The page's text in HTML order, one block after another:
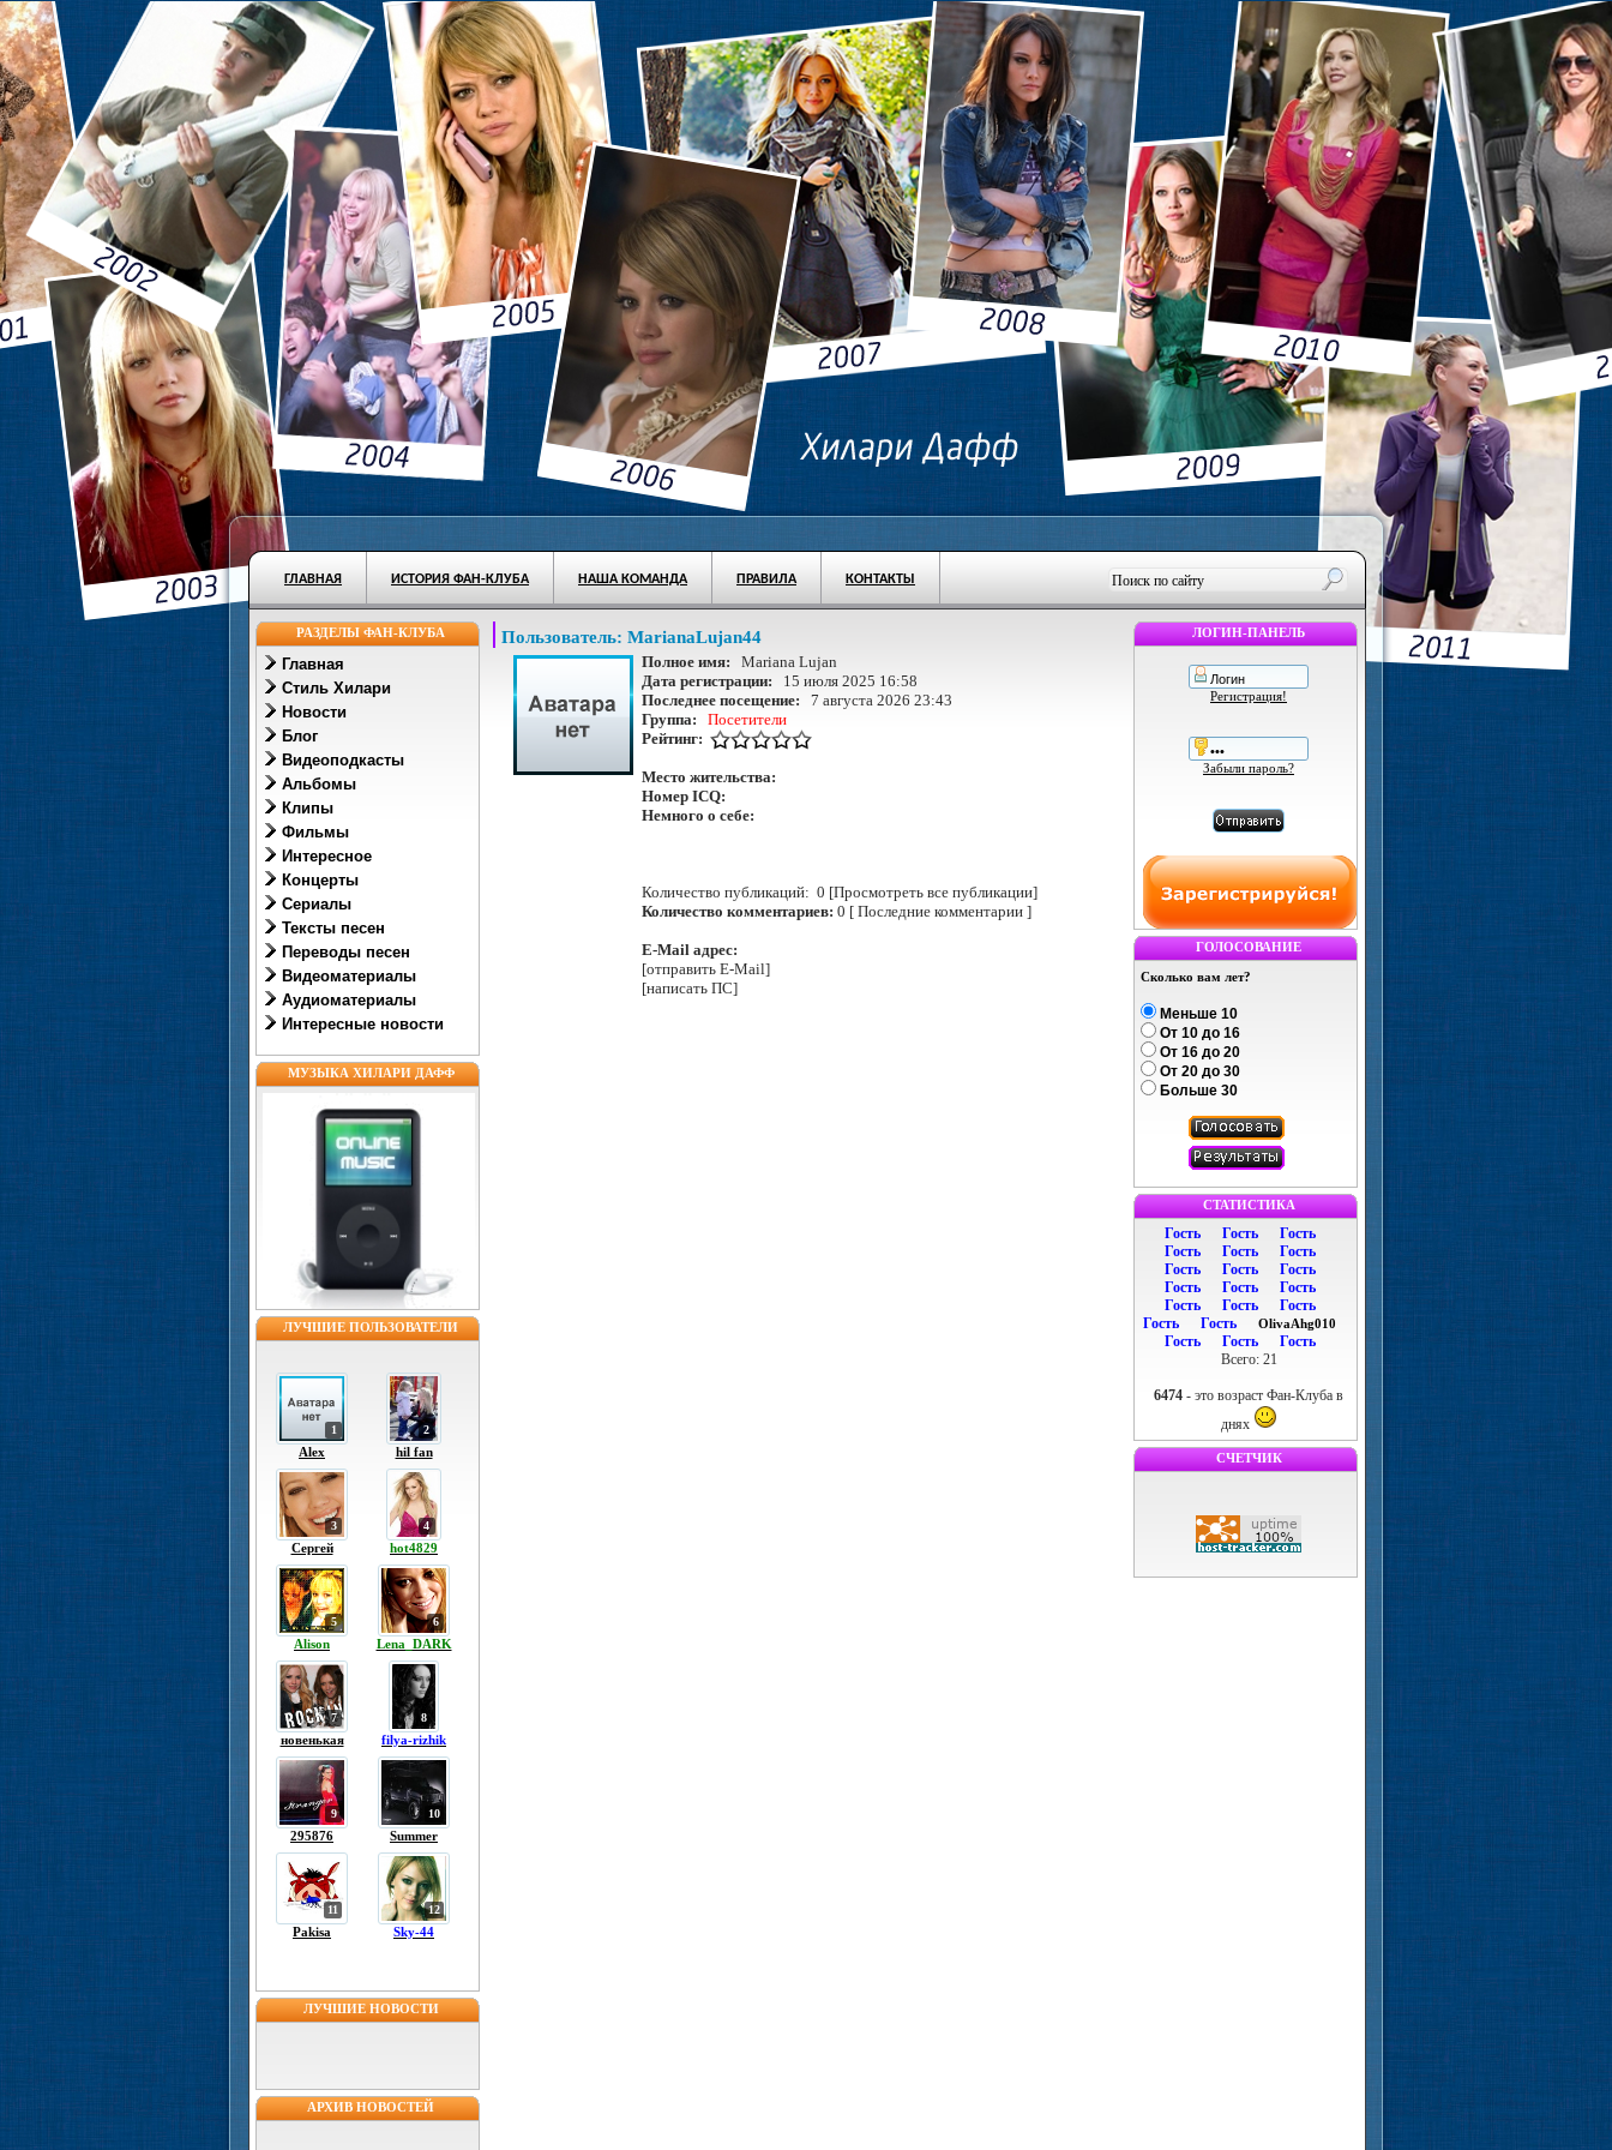
ГЛАВНАЯ ИСТОРИЯ ФАН-КЛУБА НАША КОМАНДА ПРАВИЛА КОНТАКТЫ
РАЗДЕЛЫ ФАН-КЛУБА
Главная
Стиль Хилари
Новости
Блог
Видеоподкасты
Альбомы
Клипы
Фильмы
Интересное
Концерты
Сериалы
Тексты песен
Переводы песен
Видеоматериалы
Аудиоматериалы
Интересные новости
МУЗЫКА ХИЛАРИ ДАФФ
ЛУЧШИЕ ПОЛЬЗОВАТЕЛИ
1
Alex
2
hil fan
3
Сергей
4
hot4829
5
Alison
6
Lena_DARK
7
новенькая
8
filya-rizhik
9
295876
10
Summer
11
Pakisa
12
Sky-44
ЛУЧШИЕ НОВОСТИ
АРХИВ НОВОСТЕЙ
Пользователь: MarianaLujan44
Полное имя: Mariana Lujan
Дата регистрации: 15 июля 2025 16:58
Последнее посещение: 7 августа 2026 23:43
Группа:
Посетители
Рейтинг:
Место жительства:
Номер ICQ:
Немного о себе:
Количество публикаций: 0 [Просмотреть все публикации]
Количество комментариев: 0 [ Последние комментарии ]
E-Mail адрес:
[отправить E-Mail]
[написать ПС]
ЛОГИН-ПАНЕЛЬ
Регистрация!
Забыли пароль?
ГОЛОСОВАНИЕ
Сколько вам лет?
Меньше 10
От 10 до 16
От 16 до 20
От 20 до 30
Больше 30
СТАТИСТИКА
Гость Гость
Гость
Гость
Гость
Гость
Гость
Гость
Гость
Гость
Гость
Гость
Гость
Гость
Гость
Гость
Гость OlivaAhg010
Гость Гость
Гость
Всего: 21
6474 - это возраст Фан-Клуба в
днях
СЧЕТЧИК